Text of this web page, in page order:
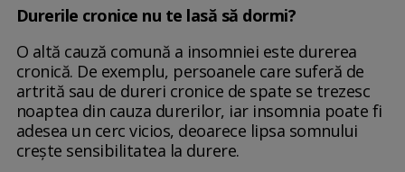
Durerile cronice nu te lasă să dormi?
O altă cauză comună a insomniei este durerea
cronică. De exemplu, persoanele care suferă de
artrită sau de dureri cronice de spate se trezesc
noaptea din cauza durerilor, iar insomnia poate fi
adesea un cerc vicios, deoarece lipsa somnului
crește sensibilitatea la durere.